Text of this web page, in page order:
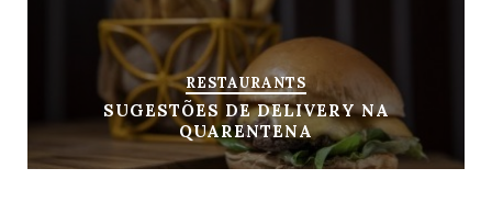
RESTAURANTS
SUGESTÕES DE DELIVERY NA
QUARENTENA